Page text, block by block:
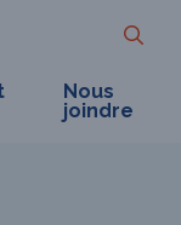
Nous
joindre